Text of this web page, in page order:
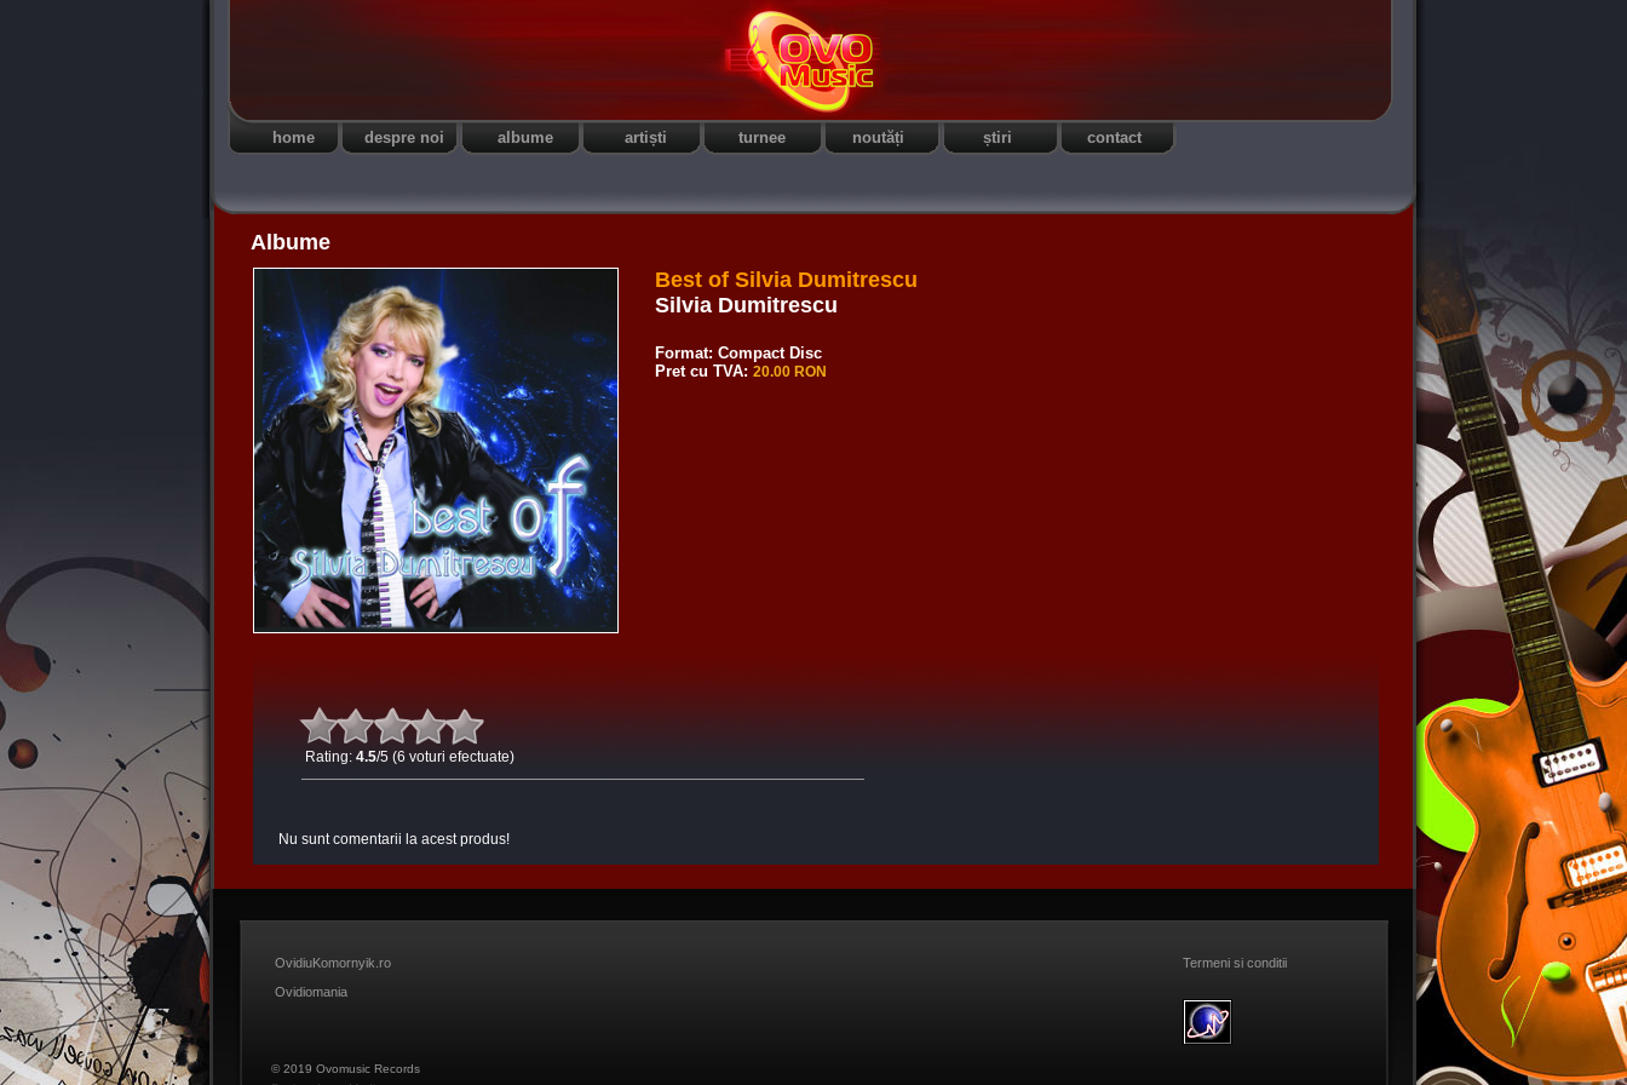
home despre noi albume artiști turnee noutăți știri contact
Albume
Best of Silvia Dumitrescu
Silvia Dumitrescu
Format: Compact Disc
Pret cu TVA: 20.00 RON
Rating: 4.5/5 (6 voturi efectuate)
Nu sunt comentarii la acest produs!
OvidiuKomornyik.ro
Ovidiomania
Termeni si conditii
© 2019 Ovomusic Records